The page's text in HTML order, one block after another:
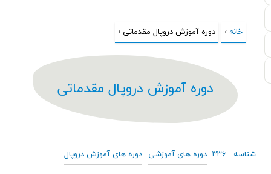
شما اینجا هستید
خانه › دوره آموزش دروپال مقدماتی ›
دوره آموزش دروپال مقدماتی
شناسه : ۳۳۶ دوره های آموزشی دوره های آموزش دروپال